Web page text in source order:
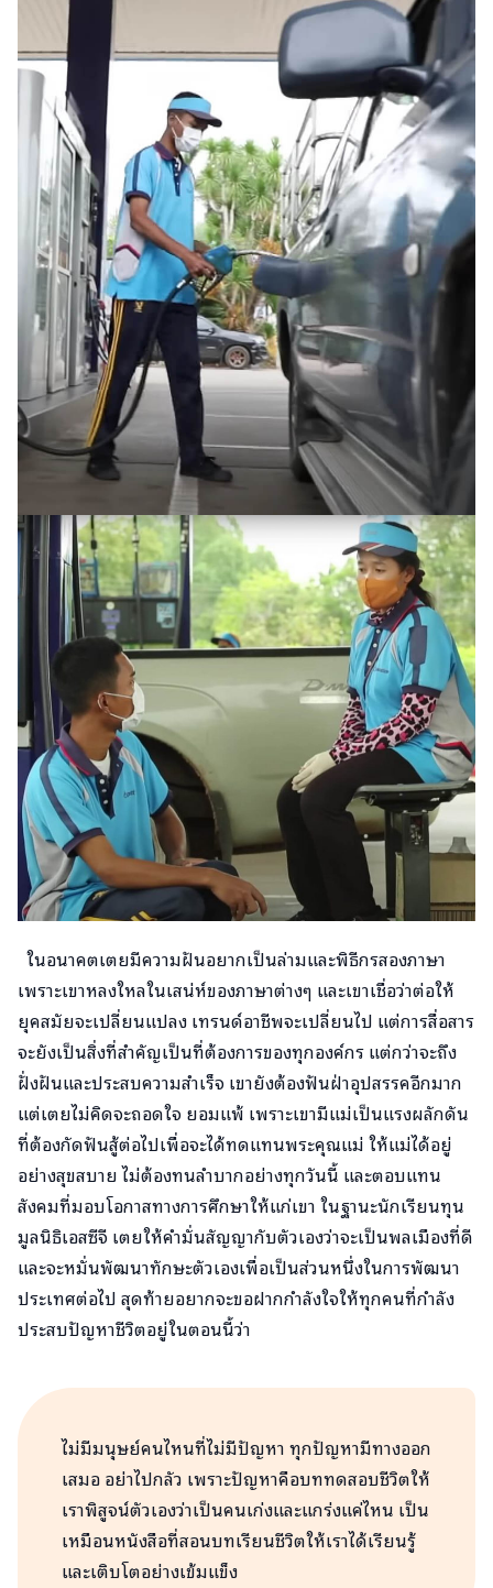
ในอนาคตเตยมีความฝันอยากเป็นล่ามและพิธีกรสองภาษา
เพราะเขาหลงใหลในเสน่ห์ของภาษาต่างๆ และเขาเชื่อว่าต่อให้
ยุคสมัยจะเปลี่ยนแปลง เทรนด์อาชีพจะเปลี่ยนไป แต่การสื่อสาร
จะยังเป็นสิ่งที่สำคัญเป็นที่ต้องการของทุกองค์กร แต่กว่าจะถึง
ฝั่งฝันและประสบความสำเร็จ เขายังต้องฟันฝ่าอุปสรรคอีกมาก
แต่เตยไม่คิดจะถอดใจ ยอมแพ้ เพราะเขามีแม่เป็นแรงผลักดัน
ที่ต้องกัดฟันสู้ต่อไปเพื่อจะได้ทดแทนพระคุณแม่ ให้แม่ได้อยู่
อย่างสุขสบาย ไม่ต้องทนลำบากอย่างทุกวันนี้ และตอบแทน
สังคมที่มอบโอกาสทางการศึกษาให้แก่เขา ในฐานะนักเรียนทุน
มูลนิธิเอสซีจี เตยให้คำมั่นสัญญากับตัวเองว่าจะเป็นพลเมืองที่ดี
และจะหมั่นพัฒนาทักษะตัวเองเพื่อเป็นส่วนหนึ่งในการพัฒนา
ประเทศต่อไป สุดท้ายอยากจะขอฝากกำลังใจให้ทุกคนที่กำลัง
ประสบปัญหาชีวิตอยู่ในตอนนี้ว่า
ไม่มีมนุษย์คนไหนที่ไม่มีปัญหา ทุกปัญหามีทางออก
เสมอ อย่าไปกลัว เพราะปัญหาคือบททดสอบชีวิตให้
เราพิสูจน์ตัวเองว่าเป็นคนเก่งและแกร่งแค่ไหน เป็น
เหมือนหนังสือที่สอนบทเรียนชีวิตให้เราได้เรียนรู้
และเติบโตอย่างเข้มแข็ง